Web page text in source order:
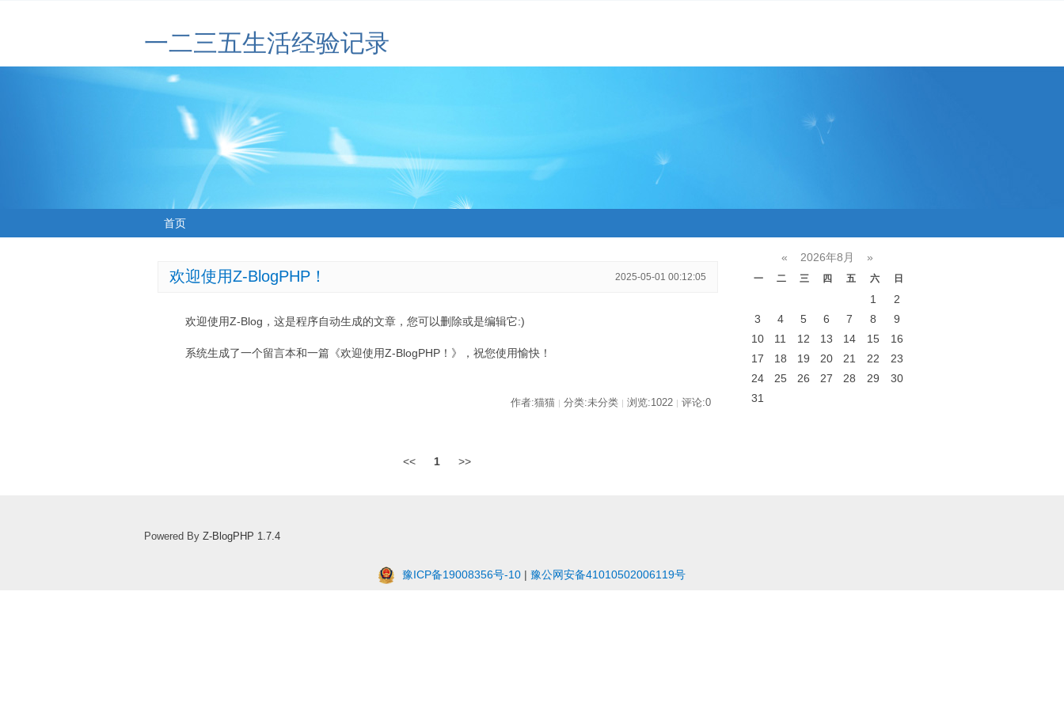
一二三五生活经验记录
首页
欢迎使用Z-BlogPHP！ 2025-05-01 00:12:05
欢迎使用Z-Blog，这是程序自动生成的文章，您可以删除或是编辑它:)
系统生成了一个留言本和一篇《欢迎使用Z-BlogPHP！》，祝您使用愉快！
作者:猫猫 | 分类:未分类 | 浏览:1022 | 评论:0
<< 1 >>
« 2026年8月 »
一 二 三 四 五 六 日
1
2
3
4 5 6 7 8
9
10
11 12 13 14 15
16
17
18 19 20 21 22
23
24
25 26 27 28 29
30
31
Powered By Z-BlogPHP 1.7.4
豫ICP备19008356号-10 | 豫公网安备41010502006119号